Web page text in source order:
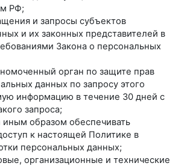
РФ;
и запросы субъектов
и их законных представителей в
Закона о персональных
орган по защите прав
данных по запросу этого
информацию в течение 30 дней с
запроса;
иным образом обеспечивать
к настоящей Политике в
персональных данных;
организационные и технические